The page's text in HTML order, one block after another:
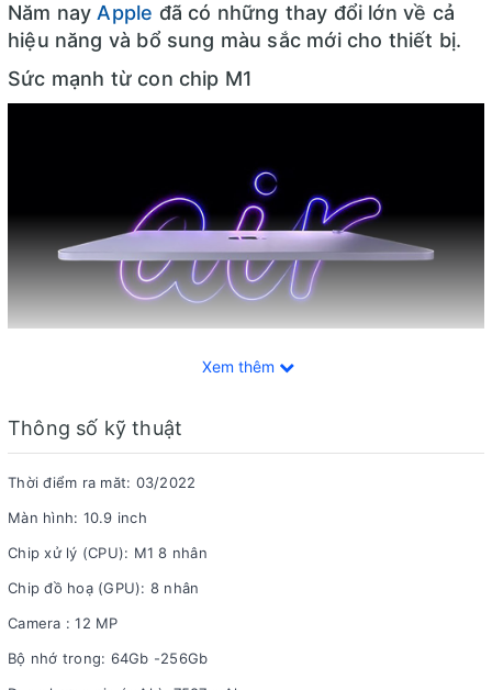
Năm nay Apple đã có những thay đổi lớn về cả
hiệu năng và bổ sung màu sắc mới cho thiết bị.
Sức mạnh từ con chip M1
xuất. Con chip này đã được chứng minh sức mạnh qua nhiều
dòng sản phẩm và bây giờ đã xuất hiện trên iPad Air 5. Với 8
nhân CPU, vi xử lý này sẽ giúp thiết bị có thể hoạt động ổn định
Thiết kế sang trọng
Xem thêm
Thông số kỹ thuật
Thời điểm ra măt: 03/2022
Màn hình: 10.9 inch
Chip xử lý (CPU): M1 8 nhân
Chip đồ hoạ (GPU): 8 nhân
Camera : 12 MP
Bộ nhớ trong: 64Gb -256Gb